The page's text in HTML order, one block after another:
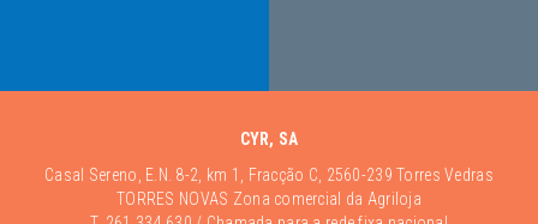
CYR, SA
Casal Sereno, E.N. 8-2, km 1, Fracção C, 2560-239 Torres Vedras
TORRES NOVAS Zona comercial da Agriloja